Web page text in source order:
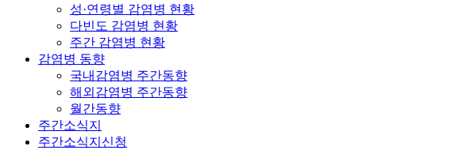
성·연령별 감염병 현황
다빈도 감염병 현황
주간 감염병 현황
감염병 동향
국내감염병 주간동향
해외감염병 주간동향
월간동향
주간소식지
주간소식지신청